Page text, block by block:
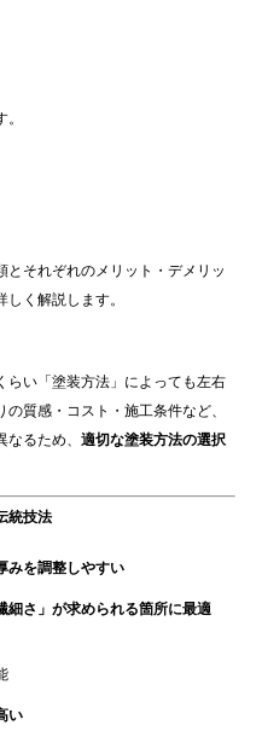
とそれぞれのメリット・デメリッ
く解説します。
らい「塗装方法」によっても左右
質感・コスト・施工条件など、
なるため、適切な塗装方法の選択
統技法
みを調整しやすい
細さ」が求められる箇所に最適
い